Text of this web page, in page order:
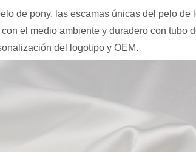
de pony, las escamas únicas del pelo
el medio ambiente y duradero con
del logotipo y OEM.